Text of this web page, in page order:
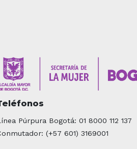
Púrpura Bogotá: 01 8000 112 137
(+57 601) 3169001